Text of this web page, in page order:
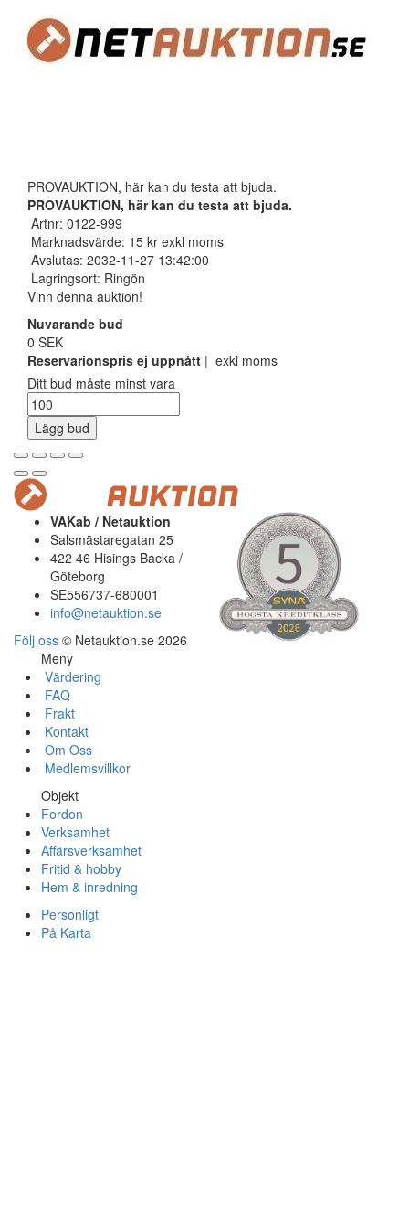
PROVAUKTION, här kan du testa att bjuda.
PROVAUKTION, här kan du testa att bjuda.
Artnr: 0122-999
Marknadsvärde: 15 kr exkl moms
Avslutas: 2032-11-27 13:42:00
Lagringsort: Ringön
Vinn denna auktion!
Nuvarande bud
0 SEK
Reservarionspris ej uppnått | exkl moms
Ditt bud måste minst vara
Lägg bud
VAKab / Netauktion
Salsmästaregatan 25
422 46 Hisings Backa /
Göteborg
SE556737-680001
info@netauktion.se
Följ oss © Netauktion.se 2026
Meny
Värdering
FAQ
Frakt
Kontakt
Om Oss
Medlemsvillkor
Objekt
Fordon
Verksamhet
Affärsverksamhet
Fritid & hobby
Hem & inredning
Personligt
På Karta